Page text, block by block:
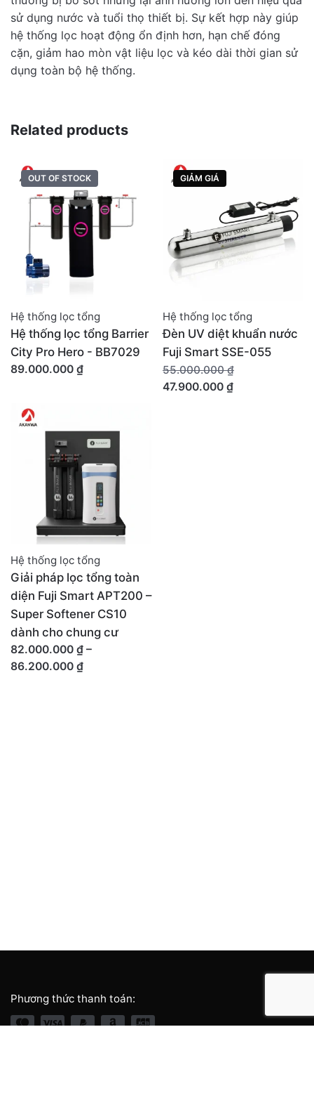
sử dụng nước và tuổi thọ thiết bị. Sự kết hợp này giúp
hệ thống lọc hoạt động ổn định hơn, hạn chế đóng
cặn, giảm hao mòn vật liệu lọc và kéo dài thời gian sử
dụng toàn bộ hệ thống.
Related products
OUT OF STOCK
Hệ thống lọc tổng
Hệ thống lọc tổng Barrier
City Pro Hero - BB7029
89.000.000 ₫
GIẢM GIÁ
Hệ thống lọc tổng
Đèn UV diệt khuẩn nước
Fuji Smart SSE-055
55.000.000₫Giá
47.900.000 ₫Giá
Hệ thống lọc tổng
Giải pháp lọc tổng toàn
diện Fuji Smart APT200 –
Super Softener CS10
dành cho chung cư
82.000.000 ₫ –
86.200.000 ₫Khoảng
Phương thức thanh toán: